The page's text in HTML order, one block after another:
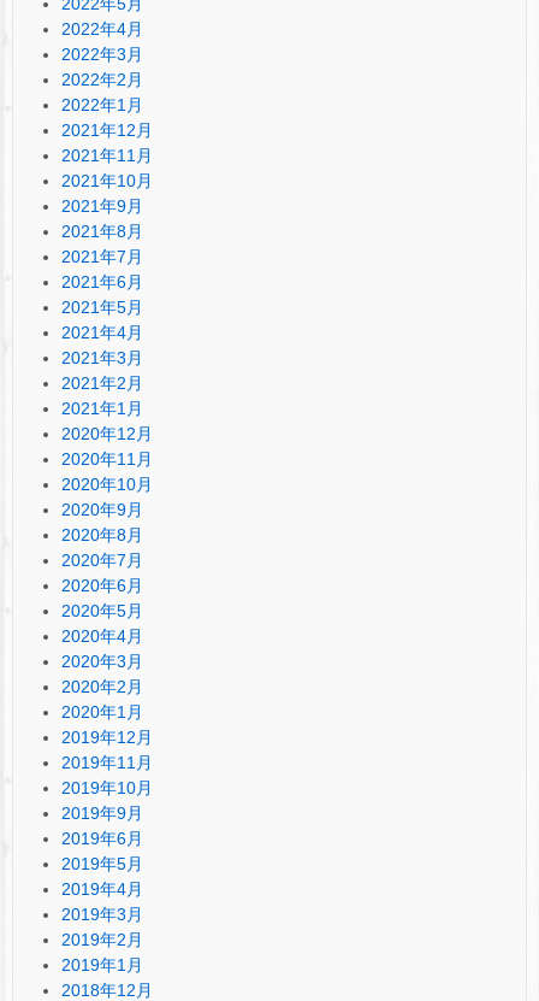
2022年4月
2022年3月
2022年2月
2022年1月
2021年12月
2021年11月
2021年10月
2021年9月
2021年8月
2021年7月
2021年6月
2021年5月
2021年4月
2021年3月
2021年2月
2021年1月
2020年12月
2020年11月
2020年10月
2020年9月
2020年8月
2020年7月
2020年6月
2020年5月
2020年4月
2020年3月
2020年2月
2020年1月
2019年12月
2019年11月
2019年10月
2019年9月
2019年6月
2019年5月
2019年4月
2019年3月
2019年2月
2019年1月
2018年12月